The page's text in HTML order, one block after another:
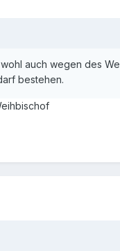
auch wegen des
bestehen.